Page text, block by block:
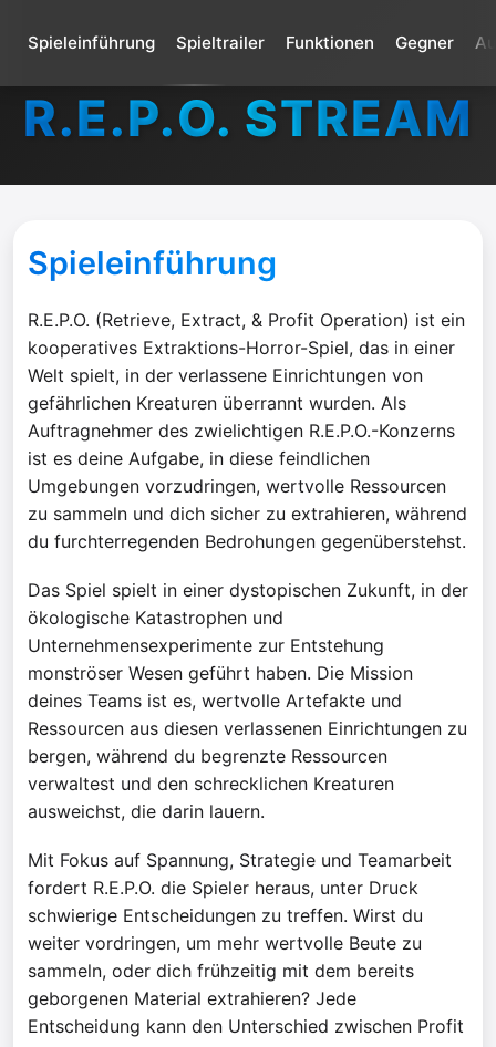
Spieleinführung Spieltrailer Funktionen Gegner
R.E.P.O. STREAM
Spieleinführung
R.E.P.O. (Retrieve, Extract, & Profit Operation) ist ein
kooperatives Extraktions-Horror-Spiel, das in einer
Welt spielt, in der verlassene Einrichtungen von
gefährlichen Kreaturen überrannt wurden. Als
Auftragnehmer des zwielichtigen R.E.P.O.-Konzerns
ist es deine Aufgabe, in diese feindlichen
Umgebungen vorzudringen, wertvolle Ressourcen
zu sammeln und dich sicher zu extrahieren, während
du furchterregenden Bedrohungen gegenüberstehst.
Das Spiel spielt in einer dystopischen Zukunft, in der
ökologische Katastrophen und
Unternehmensexperimente zur Entstehung
monströser Wesen geführt haben. Die Mission
deines Teams ist es, wertvolle Artefakte und
Ressourcen aus diesen verlassenen Einrichtungen zu
bergen, während du begrenzte Ressourcen
verwaltest und den schrecklichen Kreaturen
ausweichst, die darin lauern.
Mit Fokus auf Spannung, Strategie und Teamarbeit
fordert R.E.P.O. die Spieler heraus, unter Druck
schwierige Entscheidungen zu treffen. Wirst du
weiter vordringen, um mehr wertvolle Beute zu
sammeln, oder dich frühzeitig mit dem bereits
geborgenen Material extrahieren? Jede
Entscheidung kann den Unterschied zwischen Profit